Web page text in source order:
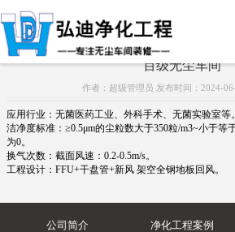
百级无尘车间
作者：超级管理员 发布时间：2024-
应用行业：无菌医药工业、外科手术、无菌实验室等。
洁净度标准：≥0.5μm的尘粒数大于350粒/m3~小于等
为0。
换气次数：截面风速：0.2-0.5m/s。
工程设计：FFU+干盘管+新风 架空全钢地板回风。
公司简介 净化工程案例